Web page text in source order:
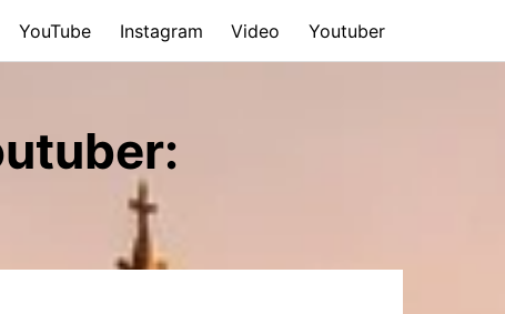
YouTube Instagram Video Youtuber